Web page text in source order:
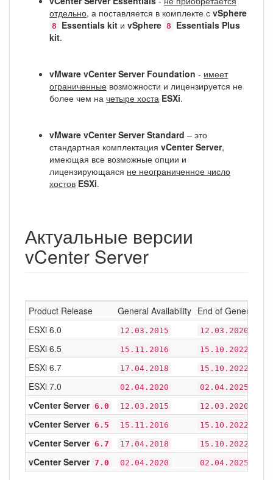
отдельно, а поставляется в комплекте с vSphere
8 Essentials kit и vSphere 8
Essentials Plus
kit.
vMware vCenter Server Foundation - имеет
ограниченные возможности и лицензируется не
более чем на четыре хоста ESXi.
vMware vCenter Server Standard – это
стандартная комплектация vCenter Server,
имеющая все возможные опции и
лицензирующаяся не неограниченное число
хостов ESXi.
Актуальные версии
vCenter Server
Product Release General Availability End of General
ESXi 6.0
12.03.2015 12.03.2020
ESXi 6.5 15.11.2016 15.10.2022
ESXi 6.7 17.04.2018 15.10.2022
ESXi 7.0 02.04.2020 02.04.2025
vCenter Server 6.0 12.03.2015 12.03.2020
vCenter Server 6.5 15.11.2016 15.10.2022
vCenter Server 6.7 17.04.2018 15.10.2022
vCenter Server 7.0 02.04.2020 02.04.2025